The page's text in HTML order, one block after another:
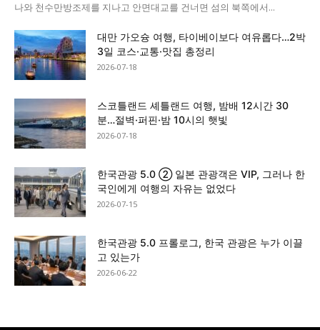
나와 천수만방조제를 지나고 안면대교를 건너면 섬의 북쪽에서...
대만 가오슝 여행, 타이베이보다 여유롭다…2박
3일 코스·교통·맛집 총정리
2026-07-18
스코틀랜드 셰틀랜드 여행, 밤배 12시간 30
분…절벽·퍼핀·밤 10시의 햇빛
2026-07-18
한국관광 5.0 ② 일본 관광객은 VIP, 그러나 한
국인에게 여행의 자유는 없었다
2026-07-15
한국관광 5.0 프롤로그, 한국 관광은 누가 이끌
고 있는가
2026-06-22